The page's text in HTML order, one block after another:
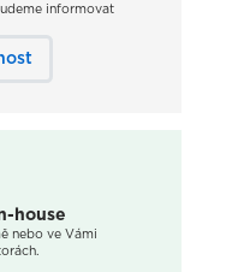
informovat
house
nebo ve Vámi